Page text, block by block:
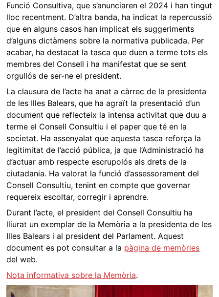
Funció Consultiva, que s’anunciaren el 2024 i han tingut
lloc recentment. D’altra banda, ha indicat la repercussió
que en alguns casos han implicat els suggeriments
d’alguns dictàmens sobre la normativa publicada. Per
acabar, ha destacat la tasca que duen a terme tots els
membres del Consell i ha manifestat que se sent
orgullós de ser-ne el president.
La clausura de l’acte ha anat a càrrec de la presidenta
de les Illes Balears, que ha agraït la presentació d’un
document que reflecteix la intensa activitat que duu a
terme el Consell Consultiu i el paper que té en la
societat. Ha assenyalat que aquesta tasca reforça la
legitimitat de l’acció pública, ja que l’Administració ha
d’actuar amb respecte escrupolós als drets de la
ciutadania. Ha valorat la funció d’assessorament del
Consell Consultiu, tenint en compte que governar
requereix escoltar, corregir i aprendre.
Durant l’acte, el president del Consell Consultiu ha
lliurat un exemplar de la Memòria a la presidenta de les
Illes Balears i al president del Parlament. Aquest
document es pot consultar a la pàgina de memòries
del web.
Nota informativa sobre la Memòria.